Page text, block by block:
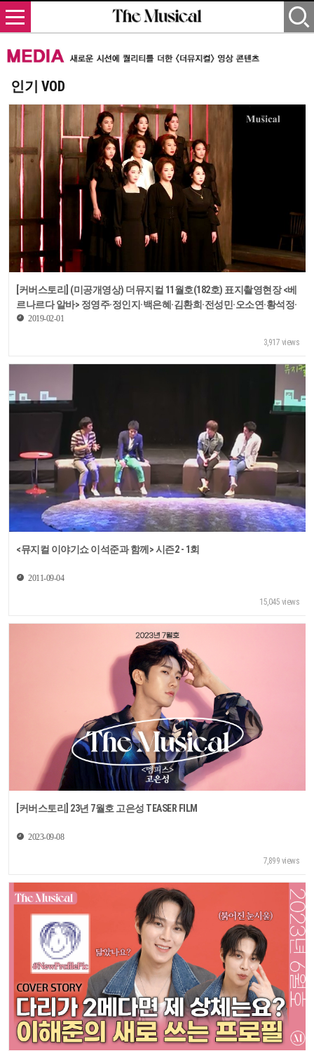
인기 VOD
[커버스토리] (미공개영상) 더뮤지컬 11월호(182호) 표지촬영현장 <베
르나르다 알바> 정영주·정인지·백은혜·김환희·전성민·오소연·황석정·
이영미·김히어라·김국희
2019-02-01
3,917 views
<뮤지컬 이야기쇼 이석준과 함께> 시즌2 - 1회
2011-09-04
15,045 views
[커버스토리] 23년 7월호 고은성 TEASER FILM
2023-09-08
7,899 views